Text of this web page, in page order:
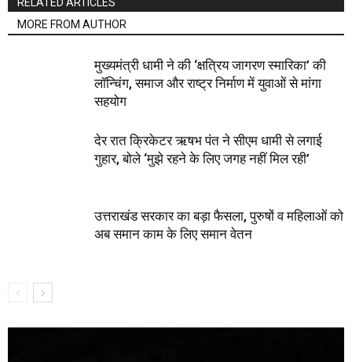
MORE FROM AUTHOR
मुख्यमंत्री धामी ने की ‘क्षत्रिय जागरण स्मारिका’ की
लॉन्चिंग, समाज और राष्ट्र निर्माण में युवाओं से मांगा
सहयोग
देर रात क्रिकेटर ऋषभ पंत ने सीएम धामी से लगाई
गुहार, बोले ‘मुझे रहने के लिए जगह नहीं मिल रही’
उत्तराखंड सरकार का बड़ा फैसला, पुरुषों व महिलाओं को
अब समान काम के लिए समान वेतन